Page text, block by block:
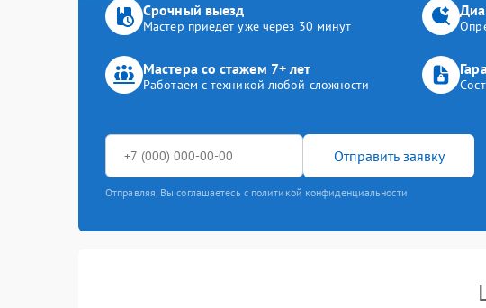
Срочный выезд
Мастер приедет уже через 30 минут
Мастера со стажем 7+ лет
Работаем с техникой любой сложности
Отправить заявку
Отправляя, Вы соглашаетесь с политикой конфиденциальности